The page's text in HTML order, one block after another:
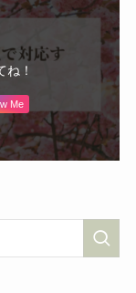
！
Me